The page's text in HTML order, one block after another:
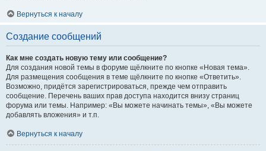
Вернуться к началу
Создание сообщений
Как мне создать новую тему или сообщение?
Для создания новой темы в форуме щёлкните по кнопке «Новая тема».
Для размещения сообщения в теме щёлкните по кнопке «Ответить».
Возможно, придётся зарегистрироваться, прежде чем отправить
сообщение. Перечень ваших прав доступа находится внизу страниц
форума или темы. Например: «Вы можете начинать темы», «Вы можете
добавлять вложения» и т.п.
Вернуться к началу